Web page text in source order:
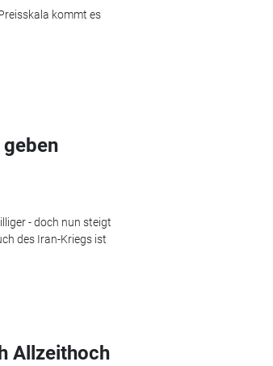
kommt es
- doch nun steigt
des Iran-Kriegs ist
Allzeithoch